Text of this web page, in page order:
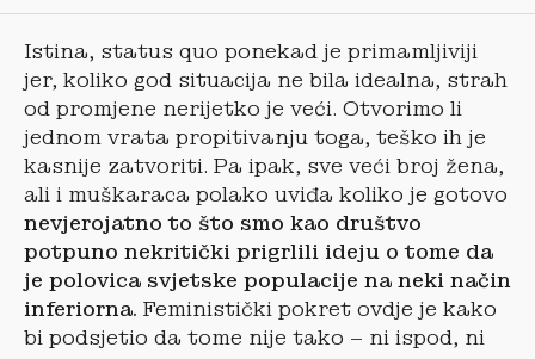
Istina, status quo ponekad je primamljiviji
jer, koliko god situacija ne bila idealna, strah
od promjene nerijetko je veći. Otvorimo li
jednom vrata propitivanju toga, teško ih je
kasnije zatvoriti. Pa ipak, sve veći broj žena,
ali i muškaraca polako uviđa koliko je gotovo
nevjerojatno to što smo kao društvo
potpuno nekritički prigrlili ideju o tome da
je polovica svjetske populacije na neki način
inferiorna. Feministički pokret ovdje je kako
bi podsjetio da tome nije tako – ni ispod, ni